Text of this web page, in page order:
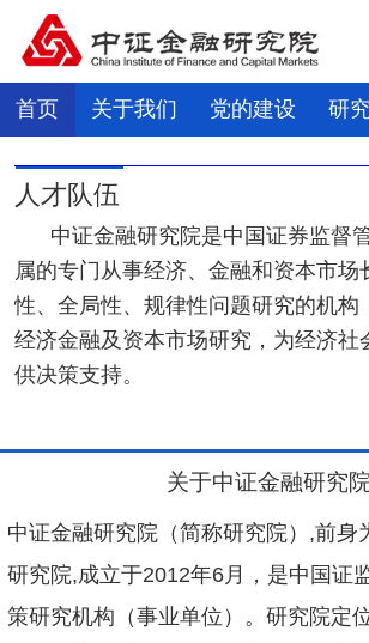
首页 关于我们 党的建设 研
人才队伍
中证金融研究院是中国证券监督
属的专门从事经济、金融和资本市场
性、全局性、规律性问题研究的机构
经济金融及资本市场研究，为经济社
供决策支持。
关于中证金融研究
中证金融研究院（简称研究院）,前身
研究院,成立于2012年6月，是中国证
策研究机构（事业单位）。研究院定